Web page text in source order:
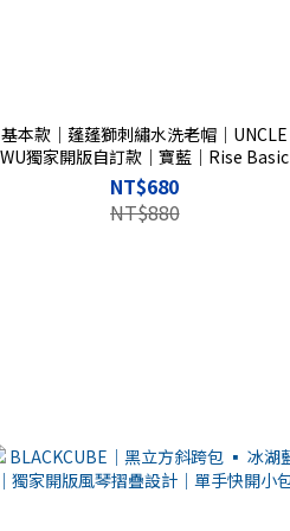
基本款｜蓬蓬獅刺繡水洗老帽｜UNCLE
WU獨家開版自訂款｜寶藍｜Rise Basic
NT$680
NT$880